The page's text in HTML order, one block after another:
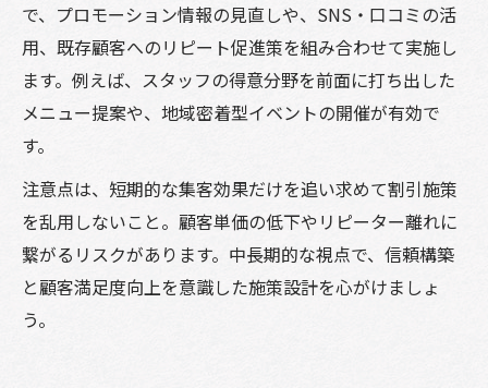
で、プロモーション情報の見直しや、SNS・口コミの活
用、既存顧客へのリピート促進策を組み合わせて実施し
ます。例えば、スタッフの得意分野を前面に打ち出した
メニュー提案や、地域密着型イベントの開催が有効で
す。
注意点は、短期的な集客効果だけを追い求めて割引施策
を乱用しないこと。顧客単価の低下やリピーター離れに
繋がるリスクがあります。中長期的な視点で、信頼構築
と顧客満足度向上を意識した施策設計を心がけましょ
う。